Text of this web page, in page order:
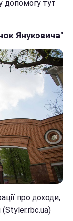
допомогу тут
Януковича"
про доходи,
(Styler.rbc.ua)